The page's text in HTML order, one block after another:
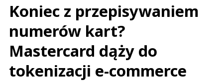
Koniec z przepisywaniem
numerów kart?
Mastercard dąży do
tokenizacji e-commerce